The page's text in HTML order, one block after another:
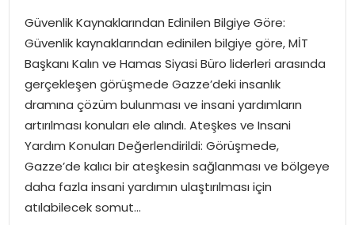
YAŞAM
MAGAZIN
SAĞLIK
SOSYAL HABER
Güvenlik Kaynaklarından Edinilen Bilgiye Göre:
Güvenlik kaynaklarından edinilen bilgiye göre, MİT
Başkanı Kalın ve Hamas Siyasi Büro liderleri arasında
gerçekleşen görüşmede Gazze’deki insanlık
dramına çözüm bulunması ve insani yardımların
artırılması konuları ele alındı. Ateşkes ve Insani
Yardım Konuları Değerlendirildi: Görüşmede,
Gazze’de kalıcı bir ateşkesin sağlanması ve bölgeye
daha fazla insani yardımın ulaştırılması için
atılabilecek somut…